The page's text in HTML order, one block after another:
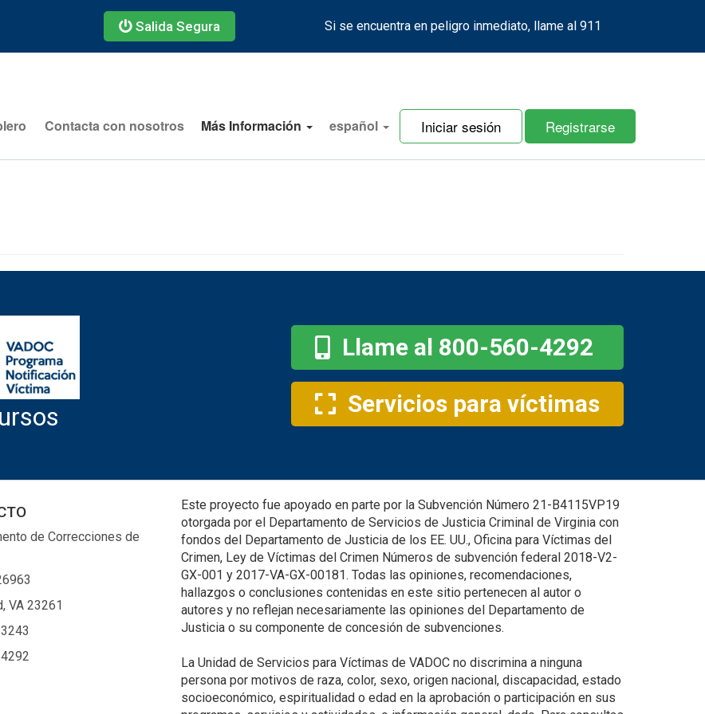
Salida Segura Si se encuentra en peligro inmediato, llame al 911
Contacta con nosotros Más Información español Iniciar sesión Registrarse
Llame al 800-560-4292
Servicios para víctimas
de Correcciones de
VA 23261
Este proyecto fue apoyado en parte por la Subvención Número 21-B4115VP19
otorgada por el Departamento de Servicios de Justicia Criminal de Virginia con
fondos del Departamento de Justicia de los EE. UU., Oficina para Víctimas del
Crimen, Ley de Víctimas del Crimen Números de subvención federal 2018-V2-
GX-001 y 2017-VA-GX-00181. Todas las opiniones, recomendaciones,
hallazgos o conclusiones contenidas en este sitio pertenecen al autor o
autores y no reflejan necesariamente las opiniones del Departamento de
Justicia o su componente de concesión de subvenciones.
La Unidad de Servicios para Víctimas de VADOC no discrimina a ninguna
persona por motivos de raza, color, sexo, origen nacional, discapacidad, estado
socioeconómico, espiritualidad o edad en la aprobación o participación en sus